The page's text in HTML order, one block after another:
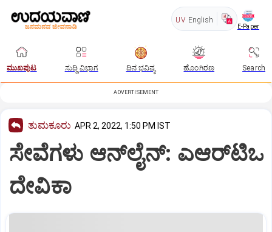
UV English
E-Paper
ಮುಖಪುಟ ಸುದ್ದಿ ವಿಭಾಗ ದಿನ ಭವಿಷ್ಯ ಹೊಂಗಿರಣ Search
ADVERTISEMENT
ತುಮಕೂರು APR 2, 2022, 1:50 PM IST
ಸೇವೆಗಳು ಆನ್‌ಲೈನ್‌: ಎಆರ್‌ಟಿಒ
ದೇವಿಕಾ